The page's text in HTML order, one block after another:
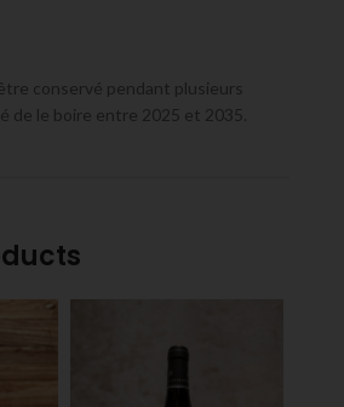
conservé pendant plusieurs
de le boire entre 2025 et 2035.